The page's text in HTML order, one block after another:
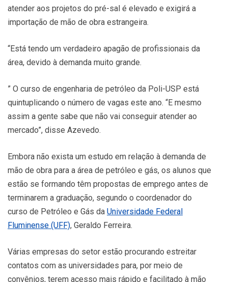
atender aos projetos do pré-sal é elevado e exigirá a
importação de mão de obra estrangeira.
“Está tendo um verdadeiro apagão de profissionais da
área, devido à demanda muito grande.
” O curso de engenharia de petróleo da Poli-USP está
quintuplicando o número de vagas este ano. “E mesmo
assim a gente sabe que não vai conseguir atender ao
mercado”, disse Azevedo.
Embora não exista um estudo em relação à demanda de
mão de obra para a área de petróleo e gás, os alunos que
estão se formando têm propostas de emprego antes de
terminarem a graduação, segundo o coordenador do
curso de Petróleo e Gás da Universidade Federal
Fluminense (UFF), Geraldo Ferreira.
Várias empresas do setor estão procurando estreitar
contatos com as universidades para, por meio de
convênios, terem acesso mais rápido e facilitado à mão